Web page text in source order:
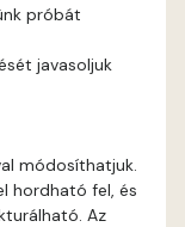
próbát
javasoljuk
módosíthatjuk.
hordható fel, és
Az